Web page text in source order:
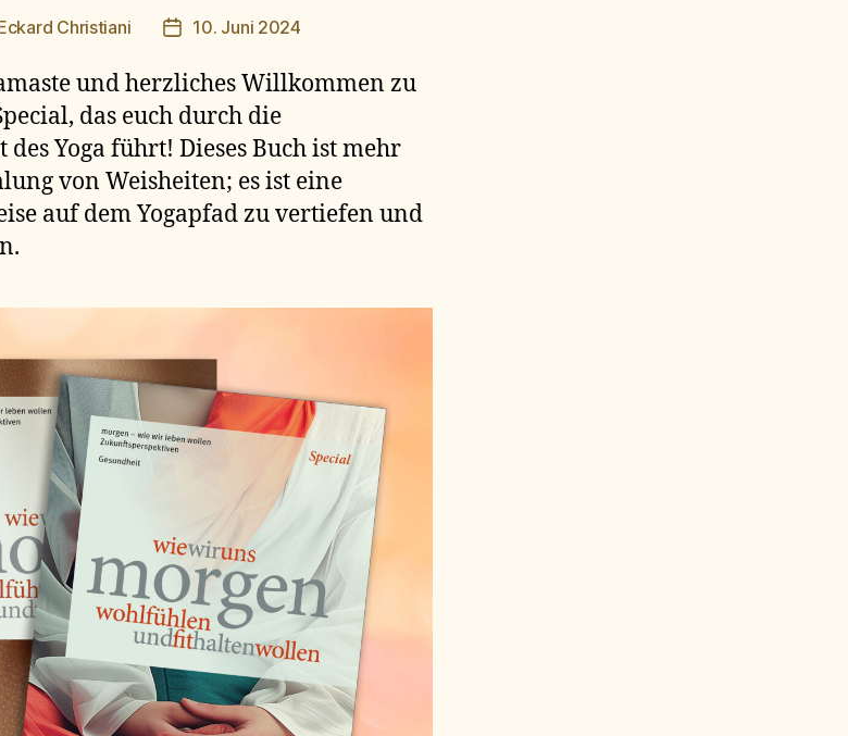
Christiani Beitragsdatum
10. Juni 2024
und herzliches Willkommen zu
das euch durch die
Yoga führt! Dieses Buch ist mehr
von Weisheiten; es ist eine
auf dem Yogapfad zu vertiefen und